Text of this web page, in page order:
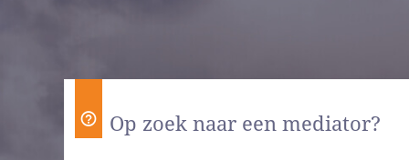
Op zoek naar een mediator?